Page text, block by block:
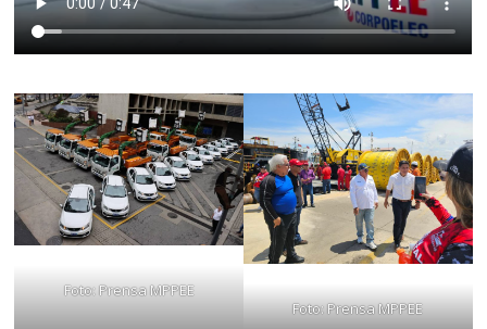
Foto: Prensa MPPEE
Foto: Prensa MPPEE